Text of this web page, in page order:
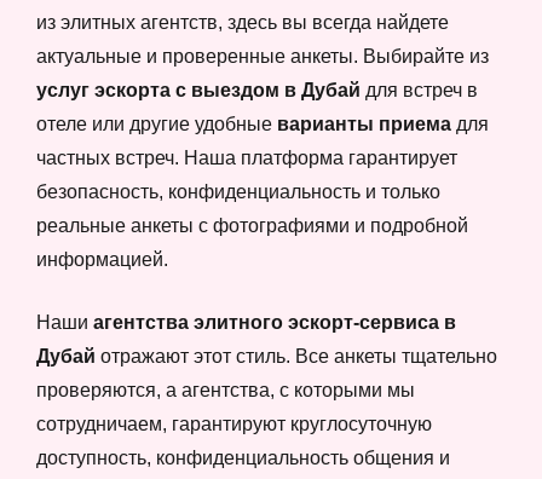
из элитных агентств, здесь вы всегда найдете
актуальные и проверенные анкеты. Выбирайте из
услуг эскорта с выездом в Дубай для встреч в
отеле или другие удобные варианты приема для
частных встреч. Наша платформа гарантирует
безопасность, конфиденциальность и только
реальные анкеты с фотографиями и подробной
информацией.
Наши агентства элитного эскорт-сервиса в
Дубай отражают этот стиль. Все анкеты тщательно
проверяются, а агентства, с которыми мы
сотрудничаем, гарантируют круглосуточную
доступность, конфиденциальность общения и